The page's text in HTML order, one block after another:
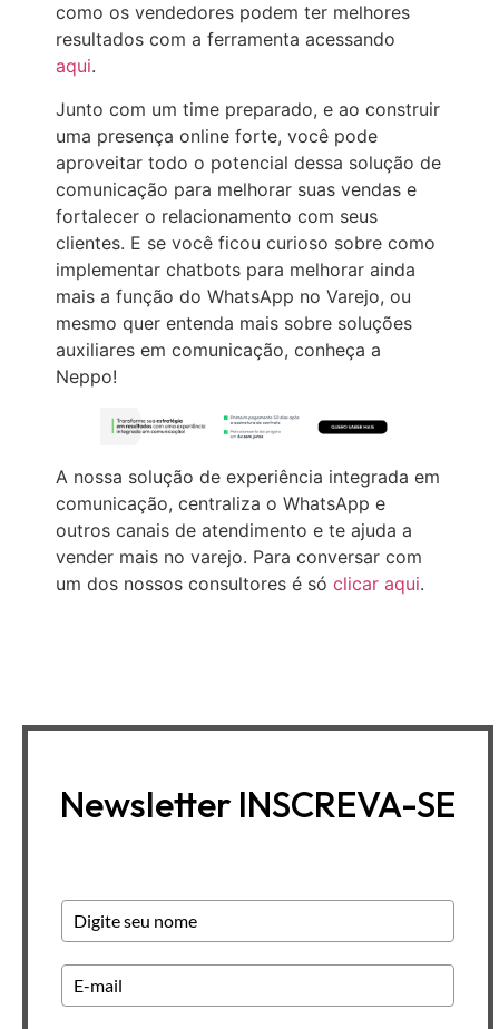
como os vendedores podem ter melhores
resultados com a ferramenta acessando
aqui.
Junto com um time preparado, e ao construir
uma presença online forte, você pode
aproveitar todo o potencial dessa solução de
comunicação para melhorar suas vendas e
fortalecer o relacionamento com seus
clientes. E se você ficou curioso sobre como
implementar chatbots para melhorar ainda
mais a função do WhatsApp no Varejo, ou
mesmo quer entenda mais sobre soluções
auxiliares em comunicação, conheça a
Neppo!
A nossa solução de experiência integrada em
comunicação, centraliza o WhatsApp e
outros canais de atendimento e te ajuda a
vender mais no varejo. Para conversar com
um dos nossos consultores é só clicar aqui.
Newsletter INSCREVA-SE